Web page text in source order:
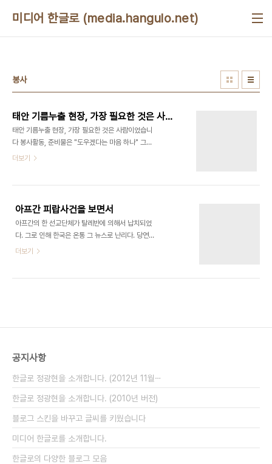
미디어 한글로 (media.hangulo.net)
봉사
태안 기름누출 현장, 가장 필요한 것은 사람이었습니다
태안 기름누출 현장, 가장 필요한 것은 사람이었습니
다 봉사활동, 준비물은 "도우겠다는 마음 하나" 그리
고 장갑과 고무장갑 정도 태안에 가기전 준비물에 신
를 사가지고 가야 하는지, 도저히 알도리가 없었다.
현장에서 구할 수 있다는 의견과 미리 구입해서 가야
한다는 소리까지... 어쨌든, 고무장갑과 면장갑정도를
꾸려서 일단 떠났다. 준비물? 그곳에 다 있다. 필요한
것은 사람 나는 천리포 해수욕장에 갔는데, 의외로 간
았다. 바로 마스크. 사실 마스크는 집에서 준비해 오
더보기
아프간 피랍사건을 보면서
아프간의 한 선교단체가 탈레반에 의해서 납치되었
다. 그로 인해 한국은 온통 그 뉴스로 난리다. 당연히
블로그 세상도 예외가 아니다. 기독교에 대한 반발부
신자라는 소리는 아니다.) 최근에는 현지인과 결혼을
그 자체가 테러의 대상이라고 하더라...
더보기
공지사항
한글로 정광현을 소개합니다. (2012년 11월⋯
한글로 정광현을 소개합니다. (2010년 버전)
블로그 스킨을 바꾸고 글씨를 키웠습니다
미디어 한글로를 소개합니다.
한글로의 다양한 블로그 모음